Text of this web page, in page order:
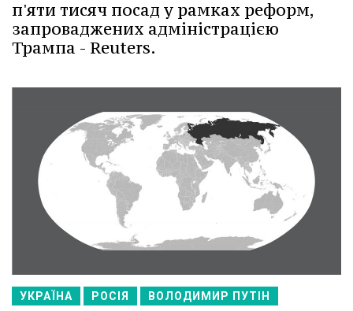
п'яти тисяч посад у рамках реформ,
запроваджених адміністрацією
Трампа - Reuters.
УКРАЇНА РОСІЯ ВОЛОДИМИР ПУТІН